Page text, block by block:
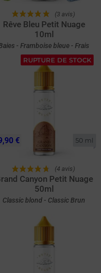
(3 avis)
Rêve Bleu Petit Nuage
10ml
- Framboise bleue - Frais
RUPTURE DE STOCK
50 ml
(4 avis)
Canyon Petit Nuage
50ml
Classic blond - Classic Brun
€